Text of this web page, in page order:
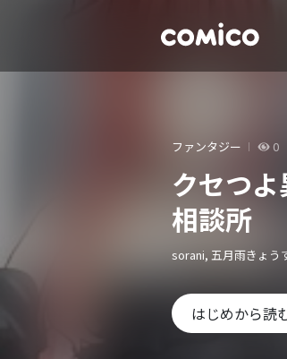
ファンタジー 0
クセつ
相談所
sorani, 五月雨きょう
はじめから読